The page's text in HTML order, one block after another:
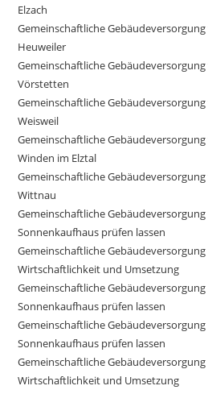
Elzach
Gemeinschaftliche
Heuweiler
Gemeinschaftliche
Vörstetten
Gemeinschaftliche
Weisweil
Gemeinschaftliche
Winden im Elztal
Gemeinschaftliche
Wittnau
Gemeinschaftliche
Sonnenkaufhaus prüfen lassen
Gemeinschaftliche
Wirtschaftlichkeit und Umsetzung
Gemeinschaftliche
Sonnenkaufhaus prüfen lassen
Gemeinschaftliche
Sonnenkaufhaus prüfen lassen
Gemeinschaftliche
Wirtschaftlichkeit und Umsetzung